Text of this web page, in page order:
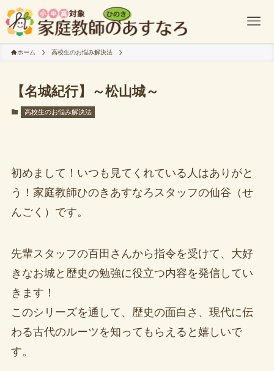
ホーム 高校生のお悩み解決法
【名城紀行】～松山城～
高校生のお悩み解決法
初めまして！いつも見てくれている人はありがと
う！家庭教師ひのきあすなろスタッフの仙谷（せ
んごく）です。
先輩スタッフの百田さんから指令を受けて、大好
きなお城と歴史の勉強に役立つ内容を発信してい
きます！
このシリーズを通して、歴史の面白さ、現代に伝
わる古代のルーツを知ってもらえると嬉しいで
す。